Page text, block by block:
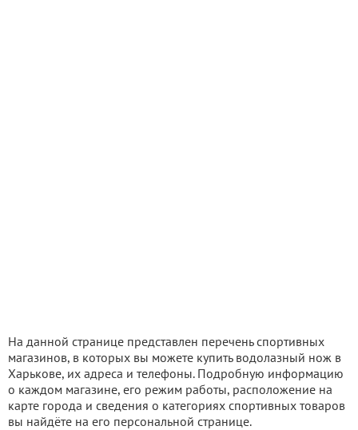
На данной странице представлен перечень спортивных
магазинов, в которых вы можете купить водолазный нож в
Харькове, их адреса и телефоны. Подробную информацию
о каждом магазине, его режим работы, расположение на
карте города и сведения о категориях спортивных товаров
вы найдёте на его персональной странице.